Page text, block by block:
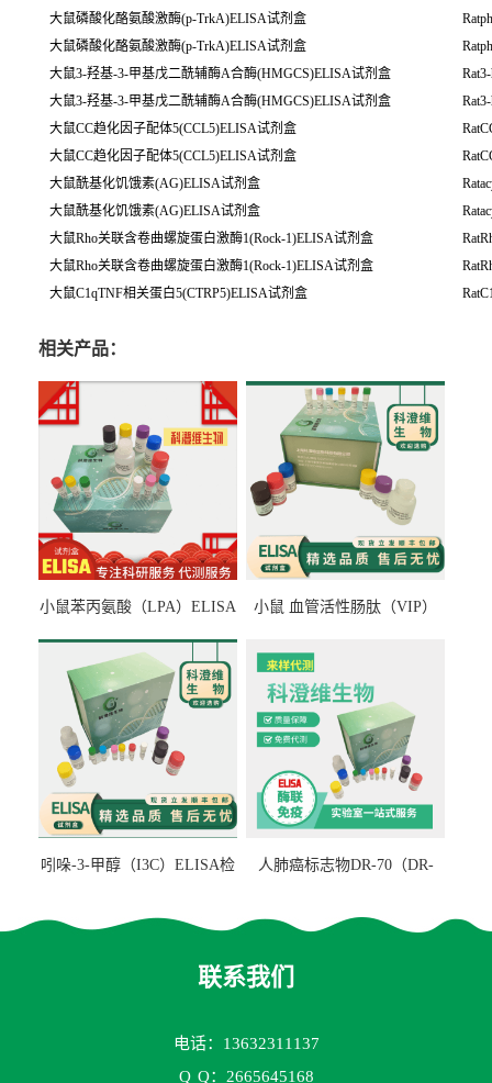
大鼠磷酸化酪氨酸激酶(p-TrkA)ELISA试剂盒
大鼠磷酸化酪氨酸激酶(p-TrkA)ELISA试剂盒
大鼠3-羟基-3-甲基戊二酰辅酶A合酶(HMGCS)ELISA试剂盒
大鼠3-羟基-3-甲基戊二酰辅酶A合酶(HMGCS)ELISA试剂盒
大鼠CC趋化因子配体5(CCL5)ELISA试剂盒
大鼠CC趋化因子配体5(CCL5)ELISA试剂盒
大鼠酰基化饥饿素(AG)ELISA试剂盒
大鼠酰基化饥饿素(AG)ELISA试剂盒
大鼠Rho关联含卷曲螺旋蛋白激酶1(Rock-1)ELISA试剂盒
大鼠Rho关联含卷曲螺旋蛋白激酶1(Rock-1)ELISA试剂盒
大鼠C1qTNF相关蛋白5(CTRP5)ELISA试剂盒
相关产品：
小鼠苯丙氨酸（LPA）ELISA
小鼠 血管活性肠肽（VIP）
吲哚-3-甲醇（I3C）ELISA检
人肺癌标志物DR-70（DR-
联系我们
电话：13632311137
Q Q：2665645168